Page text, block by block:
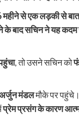
से एक लड़की से
के बाद सचिन ने यह कदम
, तो उसने सचिन को
अर्जुन मंडलमौके पर
प्रेम प्रसंग के कारण